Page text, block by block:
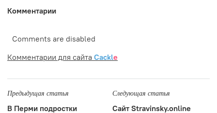
Комментарии
Comments are disabled
Комментарии для сайта Cackle
Предыдущая статья
В Перми подростки
Следующая статья
Сайт Stravinsky.online